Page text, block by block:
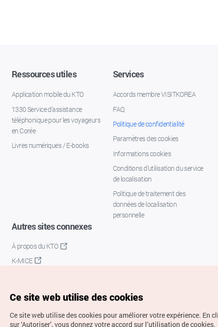
Ressources utiles
Application mobile du KTO
1330 Service d'assistance
téléphonique pour les voyageurs
en Corée
Livres numériques / E-books
Services
Accords membre VISITKOREA
FAQ
Politique de confidentialité
Paramètres des cookies
Informations cookies
Conditions d’utilisation du service
de localisation
Politique de traitement des
données de localisation
personnelle
Autres sites connexes
À propos du KTO
K-MICE
Ce site web utilise des cookies
Ce site web utilise des cookies pour améliorer votre expérience. En
sur ‘Autoriser’, vous donnez votre accord sur l’utilisation de cookies.